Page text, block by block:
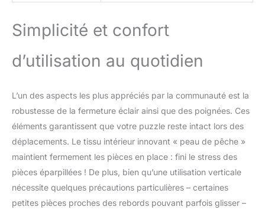
Simplicité et confort
d’utilisation au quotidien
L’un des aspects les plus appréciés par la communauté est la
robustesse de la fermeture éclair ainsi que des poignées. Ces
éléments garantissent que votre puzzle reste intact lors des
déplacements. Le tissu intérieur innovant « peau de pêche »
maintient fermement les pièces en place : fini le stress des
pièces éparpillées ! De plus, bien qu’une utilisation verticale
nécessite quelques précautions particulières – certaines
petites pièces proches des rebords pouvant parfois glisser –